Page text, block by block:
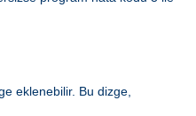
eklenebilir. Bu dizge,